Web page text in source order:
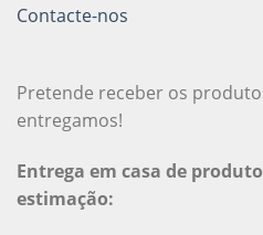
Contacte-nos
Pretende receber os
entregamos!
Entrega em casa de
estimação: